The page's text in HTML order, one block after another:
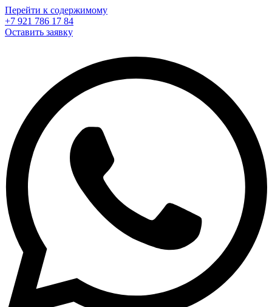
Перейти к содержимому
+7 921 786 17 84
Оставить заявку